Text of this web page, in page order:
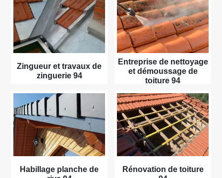
Zingueur et travaux de
zinguerie 94
Entreprise de nettoyage
et démoussage de
toiture 94
Habillage planche de
Rénovation de toiture